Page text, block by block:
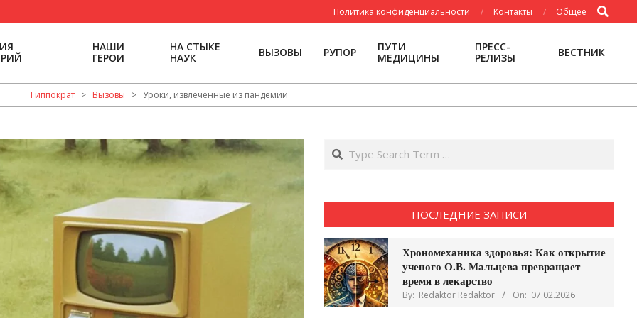
Политика конфиденциальности Контакты Общее Search
НАШИ
ГЕРОИ
НА СТЫКЕ
НАУК
ВЫЗОВЫ РУПОР
ПУТИ
МЕДИЦИНЫ
ПРЕСС-
РЕЛИЗЫ
ВЕСТНИК
Гиппократ > Вызовы > Уроки, извлеченные из пандемии
Search
ПОСЛЕДНИЕ ЗАПИСИ
Хрономеханика здоровья: Как открытие
ученого О.В. Мальцева превращает
время в лекарство
By: Redaktor Redaktor On: 07.02.2026